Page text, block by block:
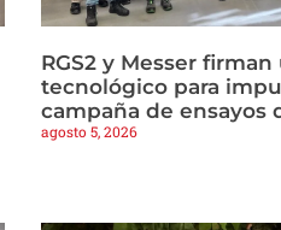
RGS2 y Messer
tecnológico para
campaña de ensayos
agosto 5, 2026